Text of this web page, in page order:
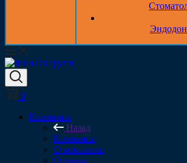
0
Компания
Назад
Компания
О компании
Отзывы